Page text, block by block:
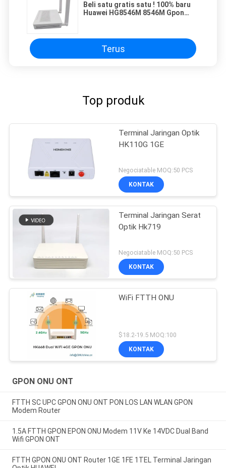
Beli satu gratis satu ! 100% baru
Huawei HG8546M 8546M Gpon
Terus
Top produk
Terminal Jaringan Optik
HK110G 1GE
Negociatable MOQ:50 PCS
KONTAK
Terminal Jaringan Serat
Optik Hk719
Negociatable MOQ:50 PCS
KONTAK
WiFi FTTH ONU
$18.2-19.5 MOQ:100
KONTAK
GPON ONU ONT
FTTH SC UPC GPON ONU ONT PON LOS LAN WLAN GPON
Modem Router
1.5A FTTH GPON EPON ONU Modem 11V Ke 14VDC Dual Band
Wifi GPON ONT
FTTH GPON ONU ONT Router 1GE 1FE 1TEL Terminal Jaringan